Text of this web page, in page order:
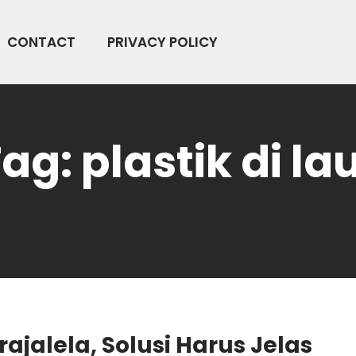
CONTACT PRIVACY POLICY
plastik di
Solusi Harus Jelas